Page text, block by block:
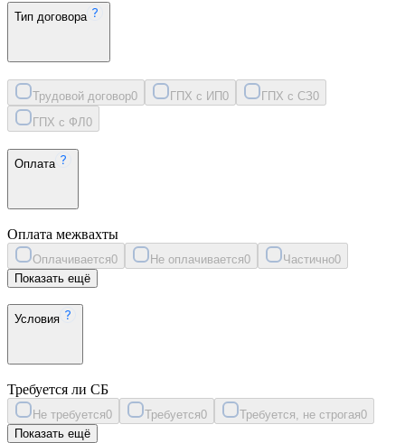
Тип договора
Трудовой договор0 ГПХ с ИП0 ГПХ с СЗ0
ГПХ с ФЛ 0
Оплата
Оплата межвахты
Оплачивается0 Не оплачивается0 Частично0
Показать ещё
Условия
Требуется ли СБ
Не требуется0 Требуется0 Требуется, не строгая0
Показать ещё